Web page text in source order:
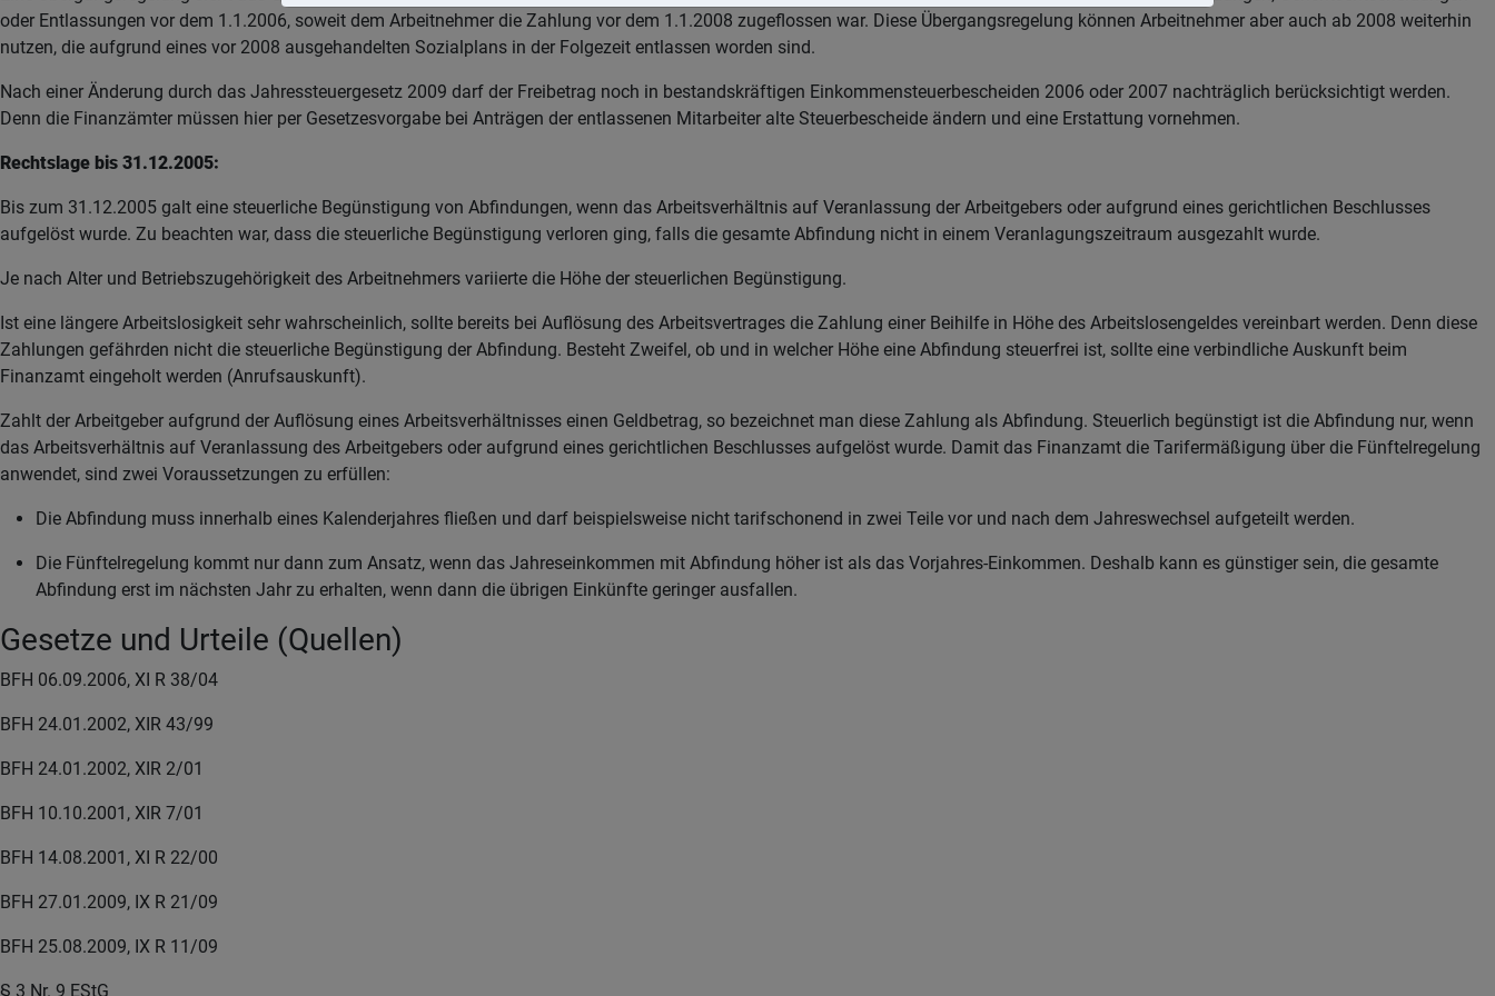
oder Entlassungen vor dem 1.1.2006, soweit dem Arbeitnehmer die Zahlung vor dem 1.1.2008 zugeflossen war. Diese Übergangsregelung können Arbeitnehmer aber auch ab 2008 weiterhin
nutzen, die aufgrund eines vor 2008 ausgehandelten Sozialplans in der Folgezeit entlassen worden sind.
Nach einer Änderung durch das Jahressteuergesetz 2009 darf der Freibetrag noch in bestandskräftigen Einkommensteuerbescheiden 2006 oder 2007 nachträglich berücksichtigt werden.
Denn die Finanzämter müssen hier per Gesetzesvorgabe bei Anträgen der entlassenen Mitarbeiter alte Steuerbescheide ändern und eine Erstattung vornehmen.
Rechtslage bis 31.12.2005:
Bis zum 31.12.2005 galt eine steuerliche Begünstigung von Abfindungen, wenn das Arbeitsverhältnis auf Veranlassung der Arbeitgebers oder aufgrund eines gerichtlichen Beschlusses
aufgelöst wurde. Zu beachten war, dass die steuerliche Begünstigung verloren ging, falls die gesamte Abfindung nicht in einem Veranlagungszeitraum ausgezahlt wurde.
Je nach Alter und Betriebszugehörigkeit des Arbeitnehmers variierte die Höhe der steuerlichen Begünstigung.
Ist eine längere Arbeitslosigkeit sehr wahrscheinlich, sollte bereits bei Auflösung des Arbeitsvertrages die Zahlung einer Beihilfe in Höhe des Arbeitslosengeldes vereinbart werden. Denn diese
Zahlungen gefährden nicht die steuerliche Begünstigung der Abfindung. Besteht Zweifel, ob und in welcher Höhe eine Abfindung steuerfrei ist, sollte eine verbindliche Auskunft beim
Finanzamt eingeholt werden (Anrufsauskunft).
Zahlt der Arbeitgeber aufgrund der Auflösung eines Arbeitsverhältnisses einen Geldbetrag, so bezeichnet man diese Zahlung als Abfindung. Steuerlich begünstigt ist die Abfindung nur, wenn
das Arbeitsverhältnis auf Veranlassung des Arbeitgebers oder aufgrund eines gerichtlichen Beschlusses aufgelöst wurde. Damit das Finanzamt die Tarifermäßigung über die Fünftelregelung
anwendet, sind zwei Voraussetzungen zu erfüllen:
Die Abfindung muss innerhalb eines Kalenderjahres fließen und darf beispielsweise nicht tarifschonend in zwei Teile vor und nach dem Jahreswechsel aufgeteilt werden.
Die Fünftelregelung kommt nur dann zum Ansatz, wenn das Jahreseinkommen mit Abfindung höher ist als das Vorjahres-Einkommen. Deshalb kann es günstiger sein, die gesamte
Abfindung erst im nächsten Jahr zu erhalten, wenn dann die übrigen Einkünfte geringer ausfallen.
Gesetze und Urteile (Quellen)
BFH 06.09.2006, XI R 38/04
BFH 24.01.2002, XIR 43/99
BFH 24.01.2002, XIR 2/01
BFH 10.10.2001, XIR 7/01
BFH 14.08.2001, XI R 22/00
BFH 27.01.2009, IX R 21/09
BFH 25.08.2009, IX R 11/09
§ 3 Nr. 9 EStG